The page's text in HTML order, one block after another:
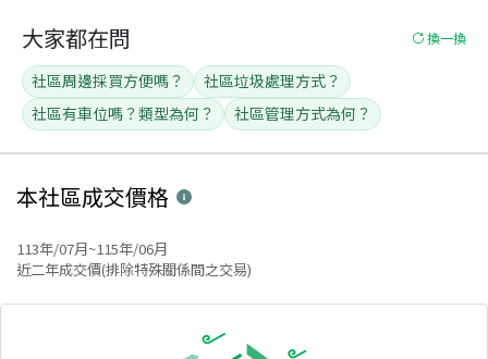
大家都在問 換一換
社區周邊採買方便嗎？
社區垃圾處理方式？
社區有車位嗎？類型為何？
社區管理方式為何？
本社區成交價格
113年/07月~115年/06月
近二年成交價(排除特殊關係間之交易)